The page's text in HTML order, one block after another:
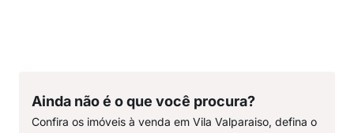
Ainda não é o que você procura?
Confira os imóveis à venda em Vila Valparaiso, defina o